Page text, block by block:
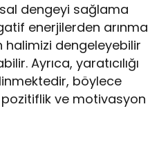
dengeyi sağlama
enerjilerden arınma
dengeleyebilir
Ayrıca, yaratıcılığı
böylece
ve motivasyon